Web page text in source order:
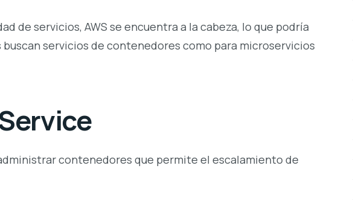
de servicios, AWS se encuentra a la cabeza, lo que podría
servicios de contenedores como para microservicios
contenedores que permite el escalamiento de